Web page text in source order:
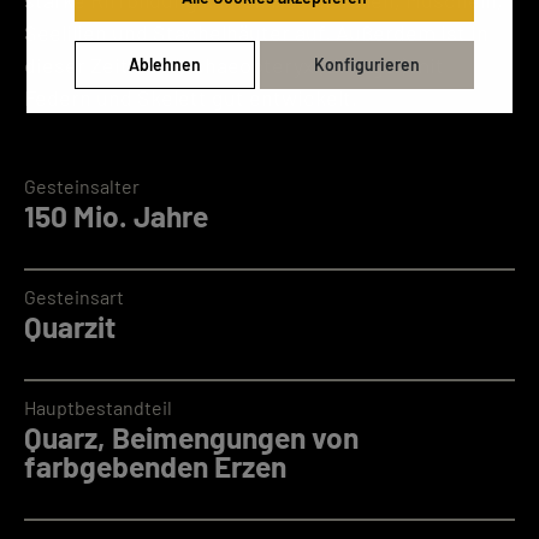
Seelilien und Stachelhäuter auf. Außerdem ist in
dieser Zeit der Archaeopteryx (Urvogel) mit
Federn und Skelett gut entwickelt.
150 Mio. Jahre
Gesteinsalter
Quarzit
Gesteinsart
Quarz, Beimengungen von
farbgebenden Erzen
Hauptbestandteil
Ablehnen Konfigurieren